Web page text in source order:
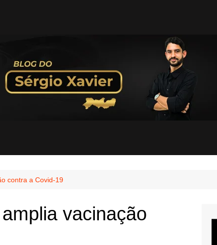
contra a Covid-19
vacinação